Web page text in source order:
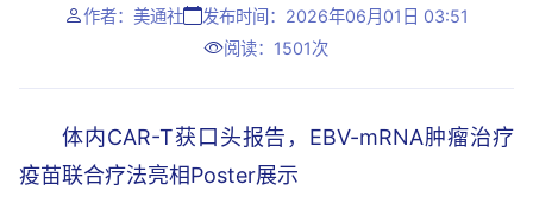
作者：美通社
发布时间：2026年06月01日 03:51
阅读：1501次
体内CAR-T获口头报告，EBV-mRNA肿瘤治疗
疫苗联合疗法亮相Poster展示